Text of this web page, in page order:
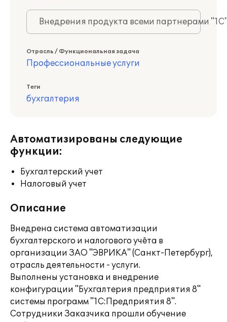
Внедрения продукта всеми партнерами
Отрасль / Функциональная задача
Профессиональные услуги
Теги
бухгалтерия
Автоматизированы следующие
функции:
Бухгалтерский учет
Налоговый учет
Описание
Внедрена система автоматизации
бухгалтерского и налогового учёта в
организации ЗАО "ЭВРИКА" (Санкт-Петербург),
отрасль деятельности - услуги.
Выполнены установка и внедрение
конфигурации "Бухгалтерия предприятия 8"
системы программ "1С:Предприятия 8".
Сотрудники Заказчика прошли обучение